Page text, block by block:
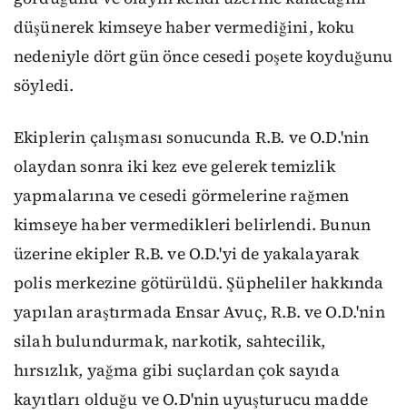
düşünerek kimseye haber vermediğini, koku
nedeniyle dört gün önce cesedi poşete koyduğunu
söyledi.
Ekiplerin çalışması sonucunda R.B. ve O.D.'nin
olaydan sonra iki kez eve gelerek temizlik
yapmalarına ve cesedi görmelerine rağmen
kimseye haber vermedikleri belirlendi. Bunun
üzerine ekipler R.B. ve O.D.'yi de yakalayarak
polis merkezine götürüldü. Şüpheliler hakkında
yapılan araştırmada Ensar Avuç, R.B. ve O.D.'nin
silah bulundurmak, narkotik, sahtecilik,
hırsızlık, yağma gibi suçlardan çok sayıda
kayıtları olduğu ve O.D'nin uyuşturucu madde